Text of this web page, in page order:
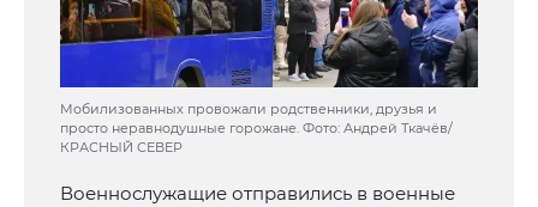
Мобилизованных провожали родственники, друзья и
просто неравнодушные горожане. Фото: Андрей Ткачёв/
КРАСНЫЙ СЕВЕР
Военнослужащие отправились в военные